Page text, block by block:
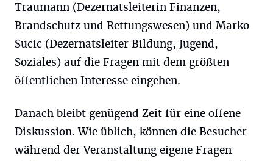
Traumann (Dezernatsleiterin Finanzen,
Brandschutz und Rettungswesen) und Marko
Sucic (Dezernatsleiter Bildung, Jugend,
Soziales) auf die Fragen mit dem größten
öffentlichen Interesse eingehen.
Danach bleibt genügend Zeit für eine offene
Diskussion. Wie üblich, können die Besucher
während der Veranstaltung eigene Fragen